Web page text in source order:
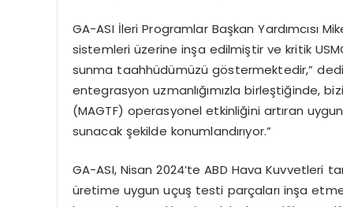
GA-ASI İleri Programlar Başkan Yardımcısı
sistemleri üzerine inşa edilmiştir ve kritik
sunma taahhüdümüzü göstermektedir,”
entegrasyon uzmanlığımızla birleştiğinde,
(MAGTF) operasyonel etkinliğini artıran
sunacak şekilde konumlandırıyor.”
GA-ASI, Nisan 2024’te ABD Hava Kuvvetleri
üretime uygun uçuş testi parçaları inşa